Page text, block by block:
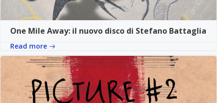
One Mile Away: il nuovo disco di Stefano Battaglia
Read more